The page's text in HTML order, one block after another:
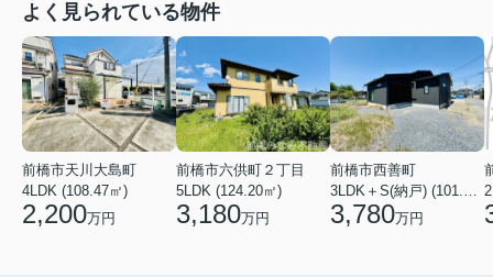
よく見られている物件
前橋市天川大島町
4LDK (108.47㎡)
2,200万円
前橋市六供町２丁目
5LDK (124.20㎡)
3,180万円
前橋市西善町
3LDK＋S(納戸) (101.02㎡)
3,780万円